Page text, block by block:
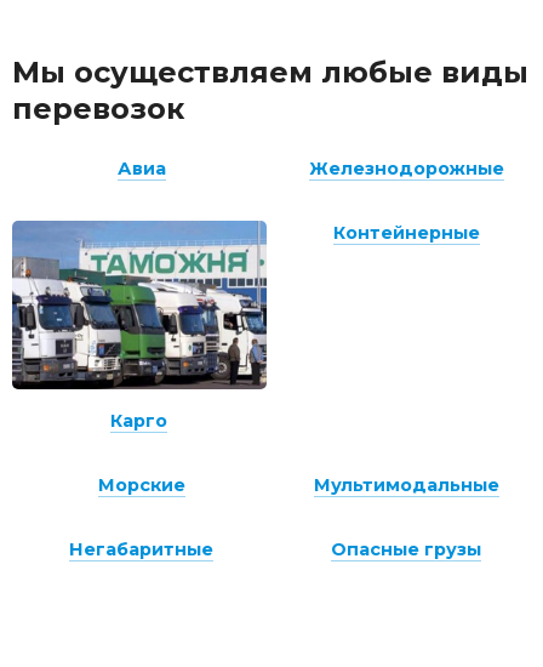
Мы осуществляем любые виды
перевозок
Авиа Железнодорожные
Карго
Контейнерные
Морские Мультимодальные
Негабаритные Опасные грузы